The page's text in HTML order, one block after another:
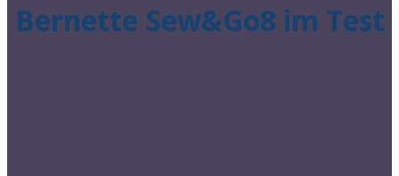
Bernette Sew&Go8 im Test